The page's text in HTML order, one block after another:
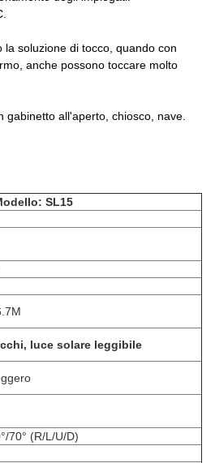
la soluzione di tocco, quando con
anche possono toccare molto
gabinetto all'aperto, chiosco, nave.
SL15
luce solare leggibile
70° (R/L/U/D)